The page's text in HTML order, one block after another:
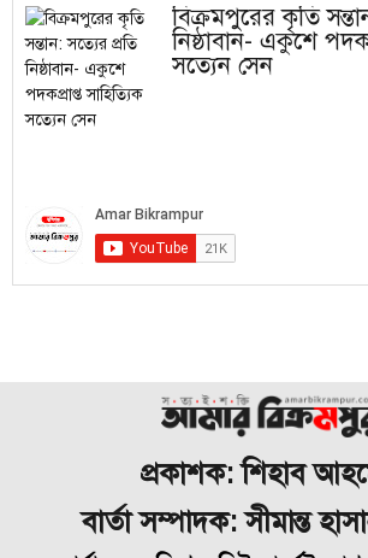
বিক্রমপুরের কৃতি
নিষ্ঠাবান- একুশে
সত্যেন সেন
প্রকাশক: শিহাব
বার্তা সম্পাদক: সীমান্ত